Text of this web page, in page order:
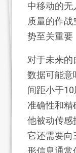
中移动的无
质量的作
势至关重要
对于未来的
数据可能意
间距小于
准确性和精
他被动传感
它还需要向
形信息通常